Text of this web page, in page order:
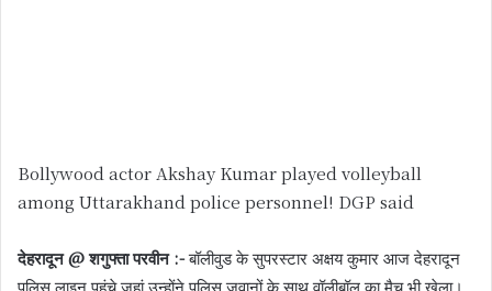
Bollywood actor Akshay Kumar played volleyball
among Uttarakhand police personnel! DGP said
देहरादून @ शगुफ्ता परवीन :-बॉलीवुड के सुपरस्टार अक्षय कुमार आज देहरादून
पुलिस लाइन पहुंचे जहां उन्होंने पुलिस जवानों के साथ वॉलीबॉल का मैच भी खेला।